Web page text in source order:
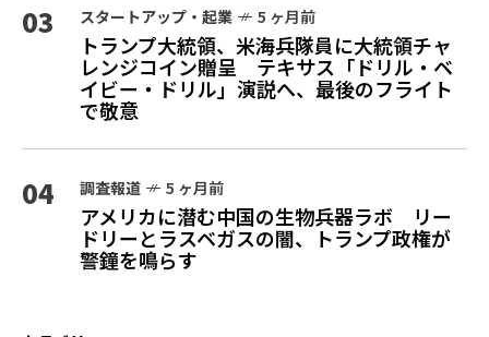
03 スタートアップ・起業 5 ヶ月前
トランプ大統領、米海兵隊員に大統領チャ
レンジコイン贈呈 テキサス「ドリル・ベ
イビー・ドリル」演説へ、最後のフライト
で敬意
04 調査報道 5 ヶ月前
アメリカに潜む中国の生物兵器ラボ リー
ドリーとラスベガスの闇、トランプ政権が
警鐘を鳴らす